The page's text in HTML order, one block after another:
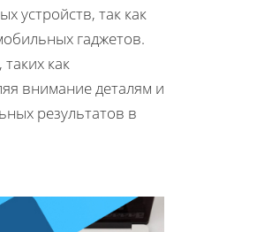
устройств, так как
гаджетов.
как
внимание деталям и
результатов в